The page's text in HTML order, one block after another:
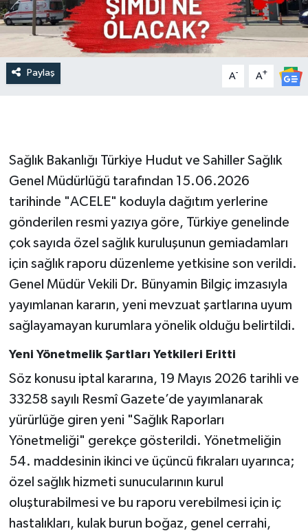
Paylaş A- A+
Sağlık Bakanlığı Türkiye Hudut ve Sahiller Sağlık
Genel Müdürlüğü tarafından 15.06.2026
tarihinde "ACELE" koduyla dağıtım yerlerine
gönderilen resmi yazıya göre, Türkiye genelinde
çok sayıda özel sağlık kuruluşunun gemiadamları
için sağlık raporu düzenleme yetkisine son verildi.
Genel Müdür Vekili Dr. Bünyamin Bilgiç imzasıyla
yayımlanan kararın, yeni mevzuat şartlarına uyum
sağlayamayan kurumlara yönelik olduğu belirtildi.
Yeni Yönetmelik Şartları Yetkileri Eritti
Söz konusu iptal kararına, 19 Mayıs 2026 tarihli ve
33258 sayılı Resmî Gazete’de yayımlanarak
yürürlüğe giren yeni "Sağlık Raporları
Yönetmeliği" gerekçe gösterildi. Yönetmeliğin
54. maddesinin ikinci ve üçüncü fıkraları uyarınca;
özel sağlık hizmeti sunucularının kurul
oluşturabilmesi ve bu raporu verebilmesi için iç
hastalıkları, kulak burun boğaz, genel cerrahi,